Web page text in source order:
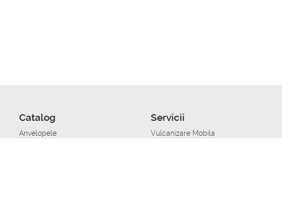
Catalog
Anvelopele
Servicii
Vulcanizare Mobila